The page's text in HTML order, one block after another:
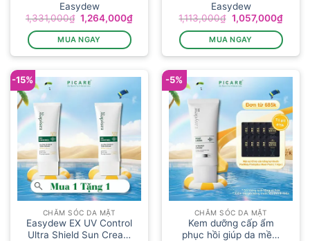
Easydew
1,331,000₫ Giá
gốc
là:
1,331,000₫.
1,264,000₫Giá
1,264,000₫.
MUA NGAY
Easydew
1,113,000₫ Giá
gốc
là:
1,113,000₫.
1,057,000₫Giá
hiện
tại
là:
MUA NGAY
-15%
CHĂM SÓC DA MẶT
Easydew EX UV Control
Ultra Shield Sun Cream
-5%
CHĂM SÓC DA MẶT
Kem dưỡng cấp ẩm
phục hồi giúp da mềm